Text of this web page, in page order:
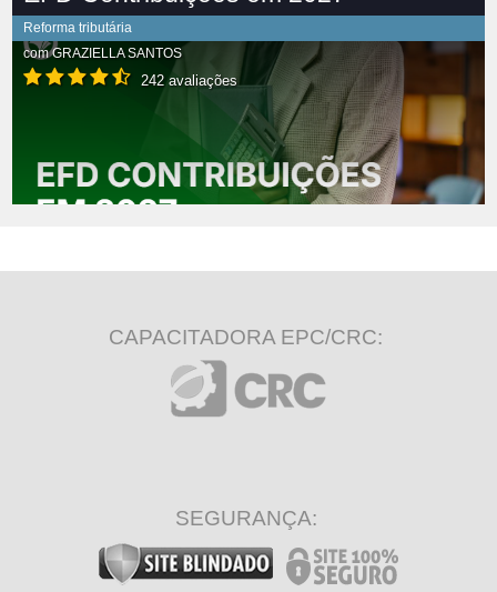
Reforma tributária
comGRAZIELLA SANTOS
242 avaliações
CAPACITADORA EPC/CRC:
SEGURANÇA: